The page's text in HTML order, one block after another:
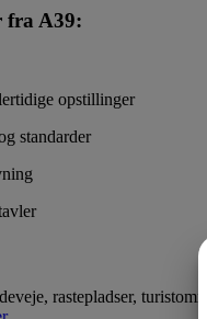
fra A39:
opstillinger
standarder
rastepladser,